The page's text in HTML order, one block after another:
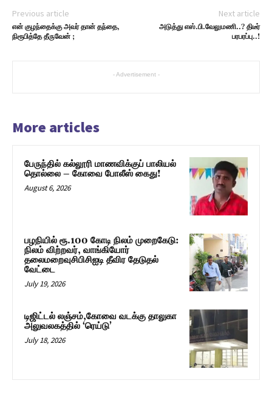
Previous article
என் குழந்தைக்கு அவர் தான் தந்தை,
நிரூபித்தே தீருவேன் ;
Next article
அடுத்து எஸ்.பி.வேலுமணி..? திடீர்
பரபரப்பு..!
- Advertisement -
More articles
பேருந்தில் கல்லூரி மாணவிக்குப் பாலியல்
தொல்லை – கோவை போலீஸ் கைது!
August 6, 2026
பழநியில் ரூ.100 கோடி நிலம் முறைகேடு:
நிலம் விற்றவர், வாங்கியோர்
தலைமறைவுசிபிசிஐடி தீவிர தேடுதல்
வேட்டை
July 19, 2026
டிஜிட்டல் லஞ்சம்,கோவை வடக்கு தாலுகா
அலுவலகத்தில் ‘ரெய்டு’
July 18, 2026